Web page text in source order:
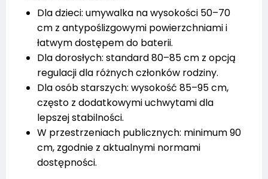
Dla dzieci: umywalka na wysokości 50–70
cm z antypoślizgowymi powierzchniami i
łatwym dostępem do baterii.
Dla dorosłych: standard 80–85 cm z opcją
regulacji dla różnych członków rodziny.
Dla osób starszych: wysokość 85–95 cm,
często z dodatkowymi uchwytami dla
lepszej stabilności.
W przestrzeniach publicznych: minimum 90
cm, zgodnie z aktualnymi normami
dostępności.